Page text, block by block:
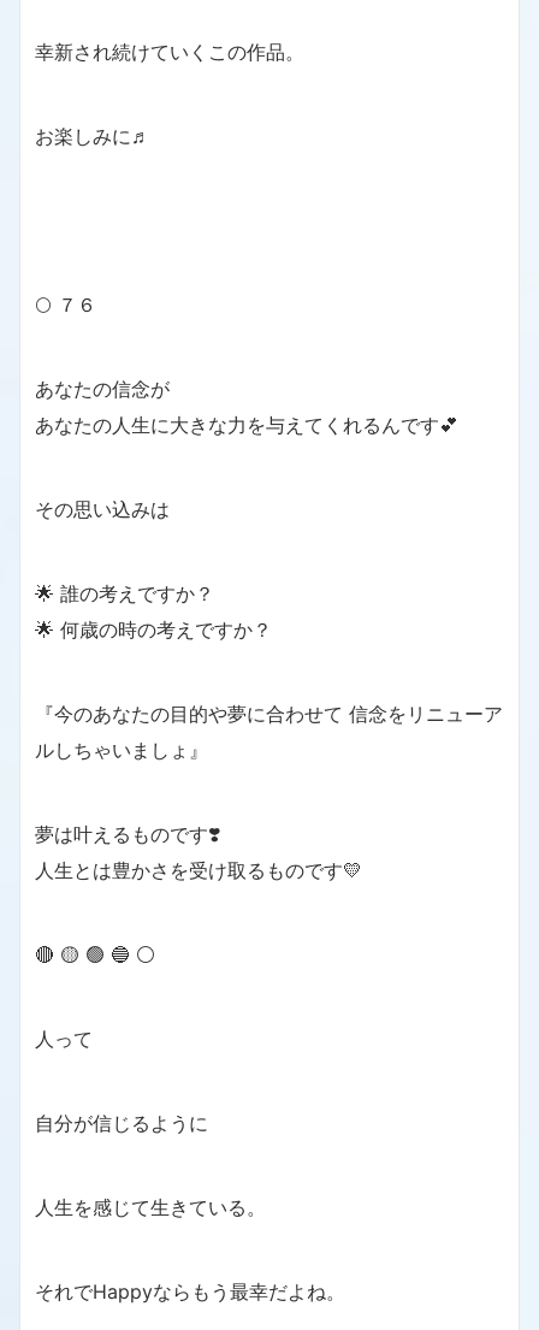
幸新され続けていくこの作品。
お楽しみに♬
🌕 ７６
あなたの信念が
あなたの人生に大きな力を与えてくれるんです💕
その思い込みは
🌟 誰の考えですか？
🌟 何歳の時の考えですか？
『今のあなたの目的や夢に合わせて 信念をリニューア
ルしちゃいましょ』
夢は叶えるものです❣️
人生とは豊かさを受け取るものです💛
🔴 🟡 🟢 🔵 ⚪️
人って
自分が信じるように
人生を感じて生きている。
それでHappyならもう最幸だよね。